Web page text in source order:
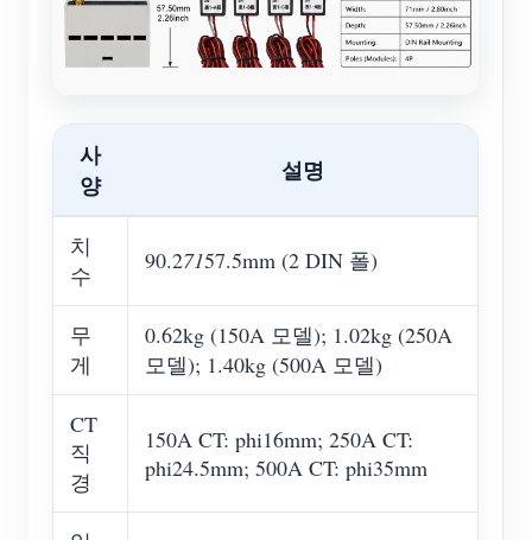
사
양
설명
치
수
90.27157.5mm (2 DIN 폴)
무
게
0.62kg (150A 모델); 1.02kg (250A
모델); 1.40kg (500A 모델)
CT
직
경
150A CT: phi16mm; 250A CT:
phi24.5mm; 500A CT: phi35mm